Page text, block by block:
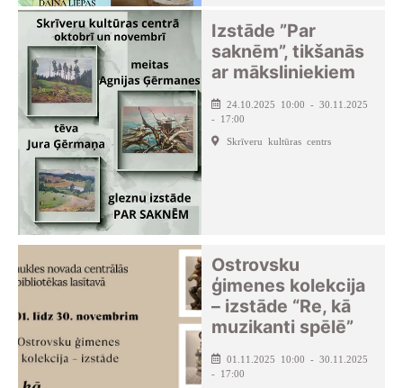
Izstāde ”Par
saknēm”, tikšanās
ar māksliniekiem
24.10.2025 10:00 - 30.11.2025
- 17:00
Skrīveru kultūras centrs
Ostrovsku
ģimenes kolekcija
– izstāde “Re, kā
muzikanti spēlē”
01.11.2025 10:00 - 30.11.2025
- 17:00